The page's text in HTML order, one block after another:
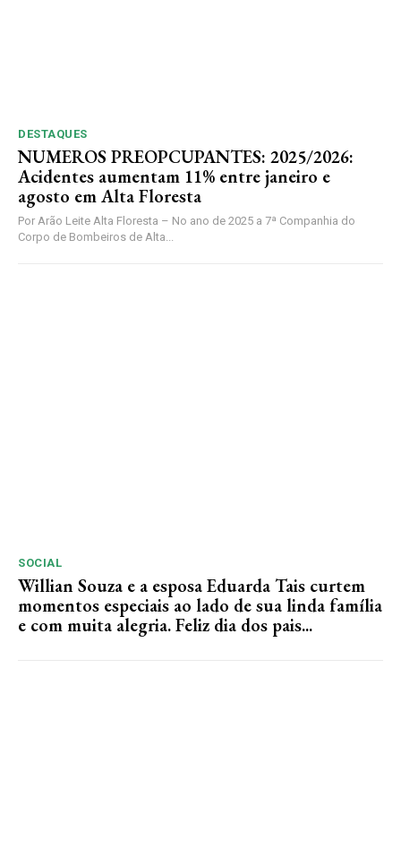
DESTAQUES
NUMEROS PREOPCUPANTES: 2025/2026:
Acidentes aumentam 11% entre janeiro e
agosto em Alta Floresta
Por Arão Leite Alta Floresta – No ano de 2025 a 7ª Companhia do
Corpo de Bombeiros de Alta...
SOCIAL
Willian Souza e a esposa Eduarda Tais curtem
momentos especiais ao lado de sua linda família
e com muita alegria. Feliz dia dos pais...